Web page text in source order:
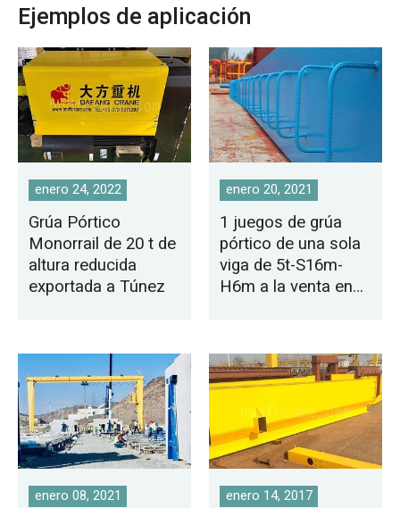
Ejemplos de aplicación
enero 24, 2022
Grúa Pórtico
Monorrail de 20 t de
altura reducida
exportada a Túnez
enero 20, 2021
1 juegos de grúa
pórtico de una sola
viga de 5t-S16m-
H6m a la venta en
enero 08, 2021 enero 14, 2017